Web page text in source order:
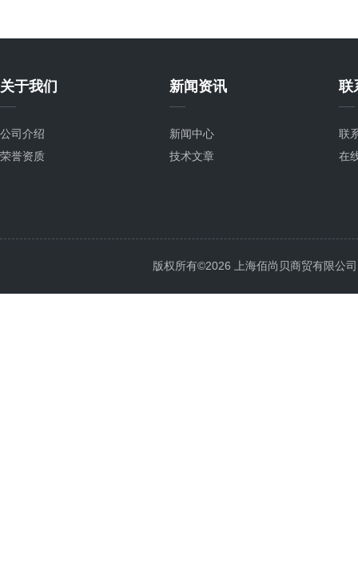
关于我们
公司介绍
荣誉资质
新闻资讯
新闻中心
技术文章
联
联
在
版权所有©2026 上海佰尚贝商贸有限公